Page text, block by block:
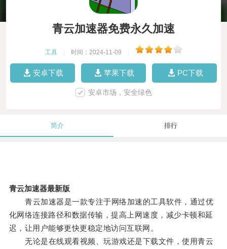
青云加速器免费永久加速
工具 时间：2024-11-09
安卓下载 苹果下载 PC下载
安卓市场，安全绿色
简介 排行
青云加速器最新版
青云加速器是一款专注于网络加速的工具软件，通过优
化网络连接路径和数据传输，提高上网速度，减少卡顿和延
迟，让用户能够更快更稳定地访问互联网。
无论是在线观看视频、玩游戏还是下载文件，使用青云